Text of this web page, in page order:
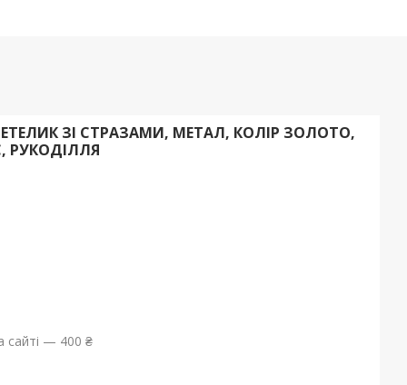
ЗІ СТРАЗАМИ, МЕТАЛ, КОЛІР ЗОЛОТО,
РУКОДІЛЛЯ
сайті — 400 ₴